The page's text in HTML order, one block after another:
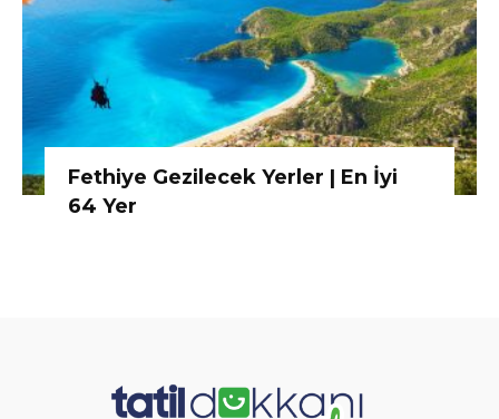
Fethiye Gezilecek Yerler | En İyi
64 Yer